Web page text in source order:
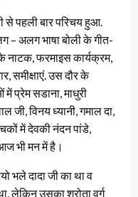
से पहली बार परिचय हुआ.
– अलग भाषा बोली के गीत-
नाटक, फरमाइस कार्यक्रम,
समीक्षाएं. उस दौर के
प्रेम सडाना, माधुरी
जी, विनय ध्यानी, गमाल दा,
में देवकी नंदन पांडे,
भी मन में है।
भले दादा जी का था व
लेकिन उसका श्रोता वर्ग